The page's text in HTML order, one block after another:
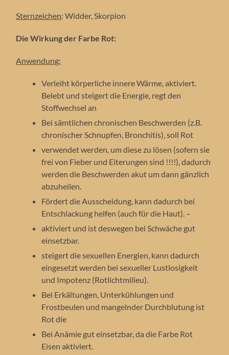
Sternzeichen: Widder, Skorpion
Die Wirkung der Farbe Rot:
Anwendung:
Verleiht körperliche innere Wärme, aktiviert.
Belebt und steigert die Energie, regt den
Stoffwechsel an
Bei sämtlichen chronischen Beschwerden (z.B.
chronischer Schnupfen, Bronchitis), soll Rot
verwendet werden, um diese zu lösen (sofern sie
frei von Fieber und Eiterungen sind !!!!), dadurch
werden die Beschwerden akut um dann gänzlich
abzuheilen.
Fördert die Ausscheidung, kann dadurch bei
Entschlackung helfen (auch für die Haut). –
aktiviert und ist deswegen bei Schwäche gut
einsetzbar.
steigert die sexuellen Energien, kann dadurch
eingesetzt werden bei sexueller Lustlosigkeit
und Impotenz (Rotlichtmilieu).
Bei Erkältungen, Unterkühlungen und
Frostbeulen und mangelnder Durchblutung ist
Rot die
Bei Anämie gut einsetzbar, da die Farbe Rot
Eisen aktiviert.